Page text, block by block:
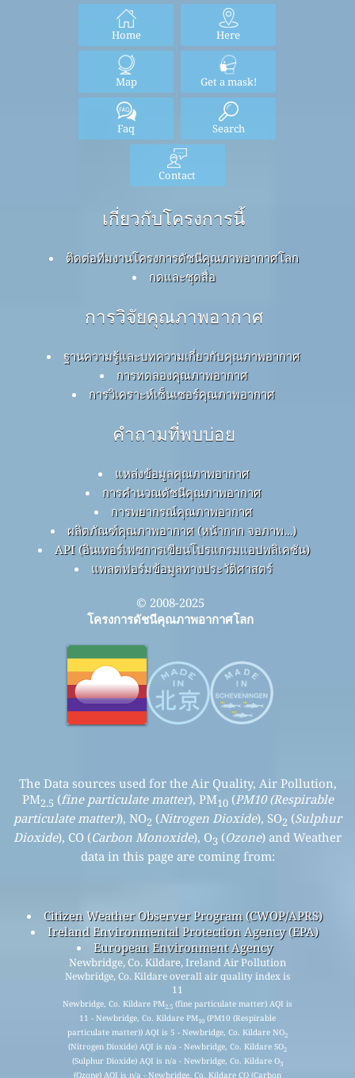
Home Here
Map Get a mask!
Faq Search
Contact
เกี่ยวกับโครงการนี้
ติดต่อทีมงานโครงการดัชนีคุณภาพอากาศโลก
กดและชุดสื่อ
การวิจัยคุณภาพอากาศ
ฐานความรู้และบทความเกี่ยวกับคุณภาพอากาศ
การทดลองคุณภาพอากาศ
การวิเคราะห์เซ็นเซอร์คุณภาพอากาศ
คำถามที่พบบ่อย
แหล่งข้อมูลคุณภาพอากาศ
การคำนวณดัชนีคุณภาพอากาศ
การพยากรณ์คุณภาพอากาศ
ผลิตภัณฑ์คุณภาพอากาศ (หน้ากาก จอภาพ…)
API (อินเทอร์เฟซการเขียนโปรแกรมแอปพลิเคชัน)
แพลตฟอร์มข้อมูลทางประวัติศาสตร์
© 2008-2025
โครงการดัชนีคุณภาพอากาศโลก
The Data sources used for the Air Quality, Air Pollution,
PM2.5 (fine particulate matter), PM10(PM10 (Respirable
particulate matter)), NO2 (Nitrogen Dioxide), SO2 (Sulphur
Dioxide), CO (Carbon Monoxide), O3 (Ozone) and Weather
data in this page are coming from:
Citizen Weather Observer Program (CWOP/APRS)
Ireland Environmental Protection Agency (EPA)
European Environment Agency
Newbridge, Co. Kildare, Ireland Air Pollution
Newbridge, Co. Kildare overall air quality index is
11
Newbridge, Co. Kildare PM2.5(fine particulate matter) AQI is
11 - Newbridge, Co. Kildare PM10(PM10 (Respirable
particulate matter)) AQI is 5 - Newbridge, Co. Kildare NO2
(Nitrogen Dioxide) AQI is n/a - Newbridge, Co. Kildare SO2
(Sulphur Dioxide) AQI is n/a - Newbridge, Co. Kildare O3
(Ozone) AQI is n/a - Newbridge, Co. Kildare CO (Carbon